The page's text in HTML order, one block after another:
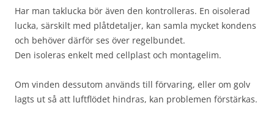
Har man taklucka bör även den kontrolleras. En oisolerad
lucka, särskilt med plåtdetaljer, kan samla mycket kondens
och behöver därför ses över regelbundet.
Den isoleras enkelt med cellplast och montagelim.
Om vinden dessutom används till förvaring, eller om golv
lagts ut så att luftflödet hindras, kan problemen förstärkas.